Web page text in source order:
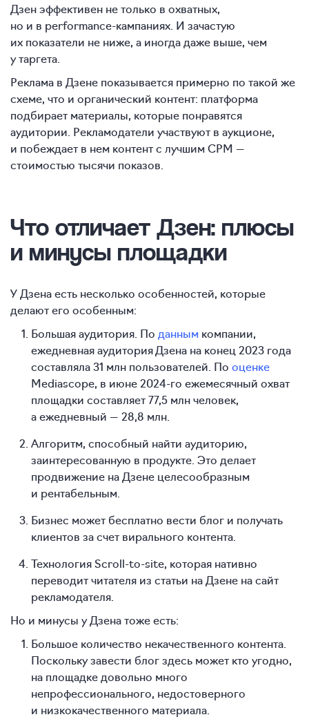
Дзен эффективен не только в охватных,
но и в performance-кампаниях. И зачастую
их показатели не ниже, а иногда даже выше, чем
у таргета.
Реклама в Дзене показывается примерно по такой же
схеме, что и органический контент: платформа
подбирает материалы, которые понравятся
аудитории. Рекламодатели участвуют в аукционе,
и побеждает в нем контент с лучшим CPM —
стоимостью тысячи показов.
Что отличает Дзен: плюсы
и минусы площадки
У Дзена есть несколько особенностей, которые
делают его особенным:
Большая аудитория. По данным компании,
ежедневная аудитория Дзена на конец 2023 года
составляла 31 млн пользователей. По оценке
Mediascope, в июне2024-го ежемесячный охват
площадки составляет 77,5 млн человек,
а ежедневный — 28,8 млн.
Алгоритм, способный найти аудиторию,
заинтересованную в продукте. Это делает
продвижение на Дзене целесообразным
и рентабельным.
Бизнес может бесплатно вести блог и получать
клиентов за счет вирального контента.
Технология Scroll-to-site, которая нативно
переводит читателя из статьи на Дзене на сайт
рекламодателя.
Но и минусы у Дзена тоже есть:
Большое количество некачественного контента.
Поскольку завести блог здесь может кто угодно,
на площадке довольно много
непрофессионального, недостоверного
и низкокачественного материала.